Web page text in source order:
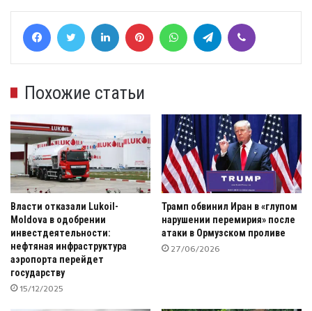
FacebookTwitter LinkedIn Pinterest WhatsAppTelegram
Похожие статьи
Власти отказали Lukoil-
Moldova в одобрении
инвестдеятельности:
нефтяная инфраструктура
аэропорта перейдет
государству
15/12/2025
Трамп обвинил Иран в «глупом
нарушении перемирия» после
атаки в Ормузском проливе
27/06/2026